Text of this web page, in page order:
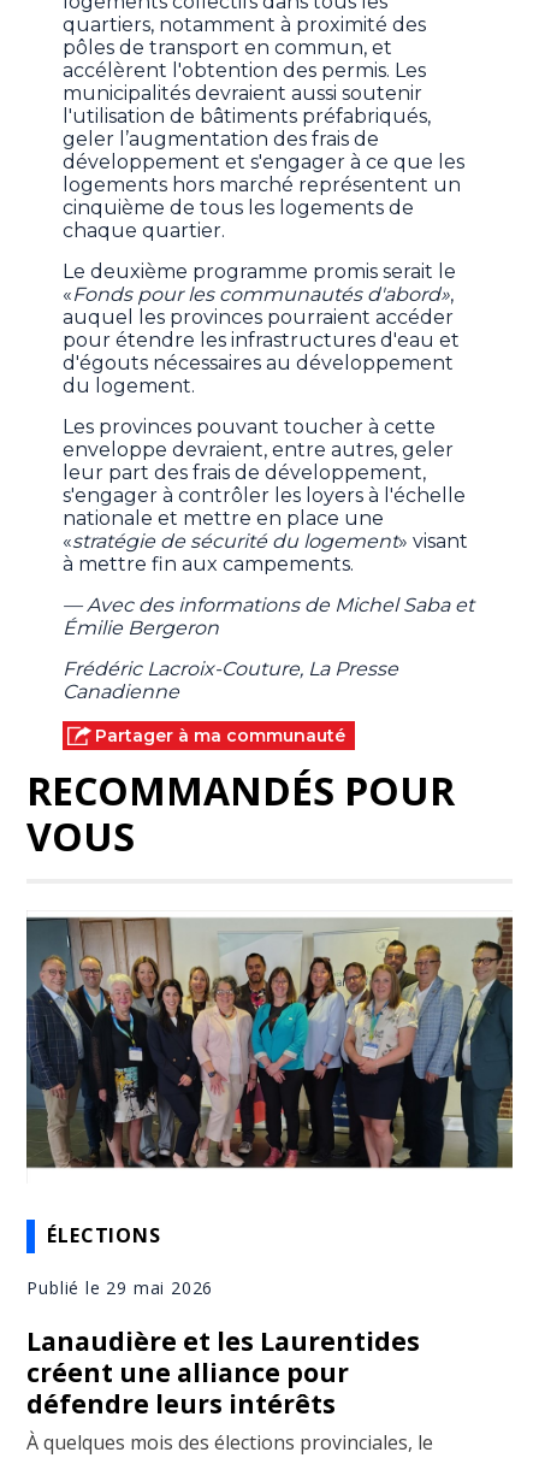
quartiers, notamment à proximité des
pôles de transport en commun, et
accélèrent l'obtention des permis. Les
municipalités devraient aussi soutenir
l'utilisation de bâtiments préfabriqués,
geler l’augmentation des frais de
développement et s'engager à ce que les
logements hors marché représentent un
cinquième de tous les logements de
chaque quartier.
Le deuxième programme promis serait le
«Fonds pour les communautés d'abord»,
auquel les provinces pourraient accéder
pour étendre les infrastructures d'eau et
d'égouts nécessaires au développement
du logement.
Les provinces pouvant toucher à cette
enveloppe devraient, entre autres, geler
leur part des frais de développement,
s'engager à contrôler les loyers à l'échelle
nationale et mettre en place une
«stratégie de sécurité du logement» visant
à mettre fin aux campements.
— Avec des informations de Michel Saba et
Émilie Bergeron
Frédéric Lacroix-Couture, La Presse
Canadienne
Partager à ma communauté
RECOMMANDÉS POUR
VOUS
ÉLECTIONS
Publié le 29 mai 2026
Lanaudière et les Laurentides
créent une alliance pour
défendre leurs intérêts
À quelques mois des élections provinciales, le